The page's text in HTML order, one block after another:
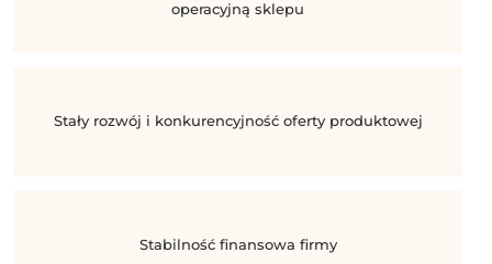
operacyjną sklepu
Stały rozwój i konkurencyjność oferty produktowej
Stabilność finansowa firmy